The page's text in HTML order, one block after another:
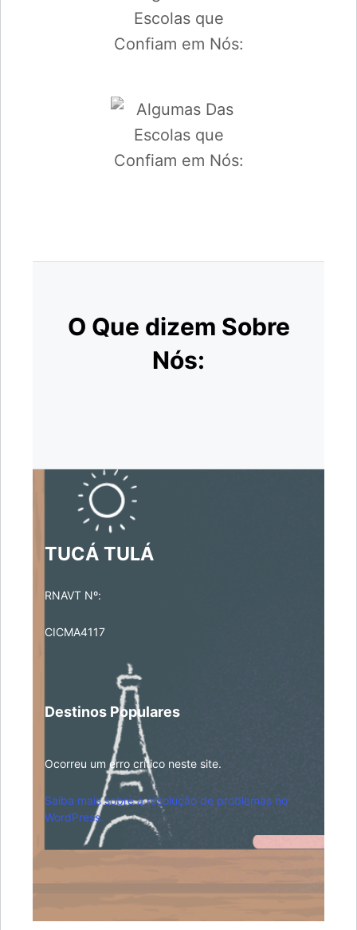
O Que dizem Sobre
Nós:
TUCÁ TULÁ
RNAVT Nº:
CICMA4117
Destinos Populares
Ocorreu um erro crítico neste site.
Saiba mais sobre a resolução de problemas no
WordPress.